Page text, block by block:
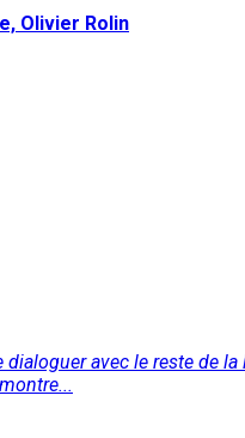
Olivier Rolin
dialoguer avec le reste de